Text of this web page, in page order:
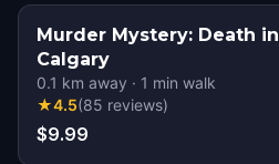
Murder Mystery: Death
Calgary
0.1 km away · 1 min walk
★4.5(85 reviews)
$9.99